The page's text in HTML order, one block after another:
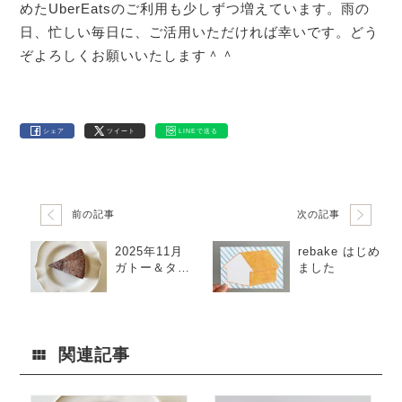
めたUberEatsのご利用も少しずつ増えています。雨の
日、忙しい毎日に、ご活用いただければ幸いです。どう
ぞよろしくお願いいたします＾＾
シェア ツイート LINEで送る
前の記事
2025年11月
ガトー＆タル
次の記事
rebake はじめ
ました
関連記事